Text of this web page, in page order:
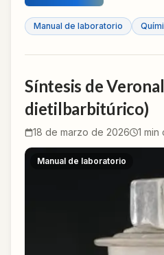
Manual de laboratorio
Síntesis de
dietilbarbitúrico)
18 de marzo de 2026 1 min
Manual de laboratorio